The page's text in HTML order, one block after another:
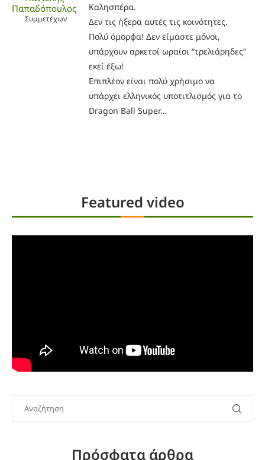
Παπαδόπουλος
Συμμετέχων
Καλησπέρα.
Δεν τις ήξερα αυτές τις κοινότητες.
Πολύ όμορφα! Δεν είμαστε μόνοι,
υπάρχουν αρκετοί ωραίοι “τρελιάρηδες”
εκεί έξω!
Επιπλέον είναι πολύ χρήσιμο να
υπάρχει ελληνικός υποτιτλισμός για το
Dragon Ball Super…
Featured video
Πρόσφατα άρθρα